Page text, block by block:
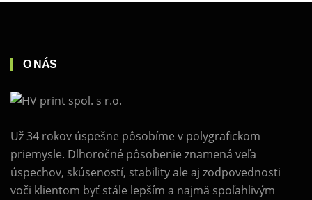
O NÁS
Už 34 rokov úspešne pôsobíme v polygrafickom
priemysle. Dlhoročné pôsobenie znamená veľa
úspechov, skúseností, stability ale aj zodpovednosti
voči klientom byť stále lepším a najmä spoľahlivým